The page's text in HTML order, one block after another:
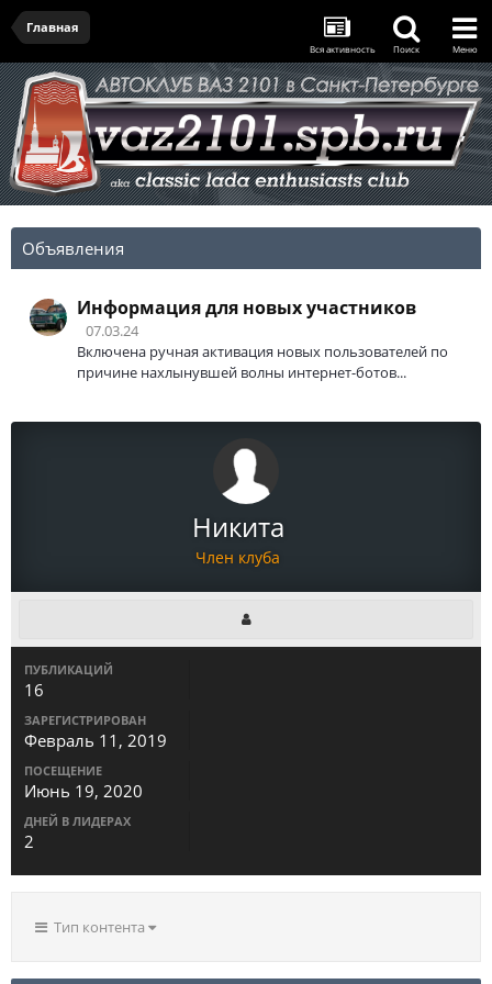
Главная
Вся активность Поиск Меню
Объявления
Информация для новых участников
07.03.24
Включена ручная активация новых пользователей по
причине нахлынувшей волны интернет-ботов...
Никита
Член клуба
ПУБЛИКАЦИЙ
16
ЗАРЕГИСТРИРОВАН
Февраль 11, 2019
ПОСЕЩЕНИЕ
Июнь 19, 2020
ДНЕЙ В ЛИДЕРАХ
2
Тип контента